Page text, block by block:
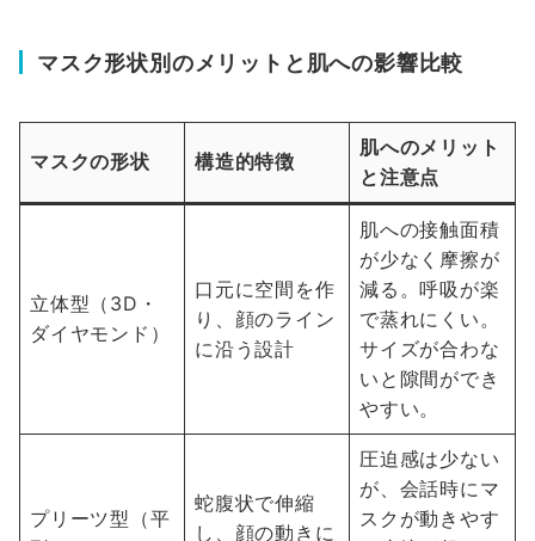
マスク形状別のメリットと肌への影響比較
マスクの形状 構造的特徴
肌へのメリット
と注意点
立体型（3D・
ダイヤモンド）
口元に空間を作
り、顔のライン
に沿う設計
肌への接触面積
が少なく摩擦が
減る。呼吸が楽
で蒸れにくい。
サイズが合わな
いと隙間ができ
やすい。
プリーツ型（平
蛇腹状で伸縮
し、顔の動きに
圧迫感は少ない
が、会話時にマ
スクが動きやす